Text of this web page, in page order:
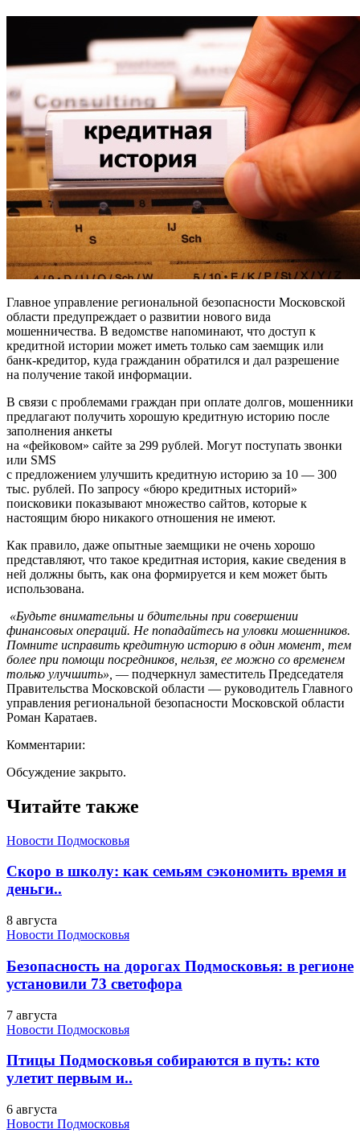
Главное управление региональной безопасности Московской
области предупреждает о развитии нового вида
мошенничества. В ведомстве напоминают, что доступ к
кредитной истории может иметь только сам заемщик или
банк-кредитор, куда гражданин обратился и дал разрешение
на получение такой информации.
В связи с проблемами граждан при оплате долгов, мошенники
предлагают получить хорошую кредитную историю после
заполнения анкеты
на «фейковом» сайте за 299 рублей. Могут поступать звонки
или SMS
с предложением улучшить кредитную историю за 10 — 300
тыс. рублей. По запросу «бюро кредитных историй»
поисковики показывают множество сайтов, которые к
настоящим бюро никакого отношения не имеют.
Как правило, даже опытные заемщики не очень хорошо
представляют, что такое кредитная история, какие сведения в
ней должны быть, как она формируется и кем может быть
использована.
«Будьте внимательны и бдительны при совершении
финансовых операций. Не попадайтесь на уловки мошенников.
Помните исправить кредитную историю в один момент, тем
более при помощи посредников, нельзя, ее можно со временем
только улучшить», — подчеркнул заместитель Председателя
Правительства Московской области — руководитель Главного
управления региональной безопасности Московской области
Роман Каратаев.
Комментарии:
Обсуждение закрыто.
Читайте также
Новости Подмосковья
Скоро в школу: как семьям сэкономить время и
деньги..
8 августа
Новости Подмосковья
Безопасность на дорогах Подмосковья: в регионе
установили 73 светофора
7 августа
Новости Подмосковья
Птицы Подмосковья собираются в путь: кто
улетит первым и..
6 августа
Новости Подмосковья